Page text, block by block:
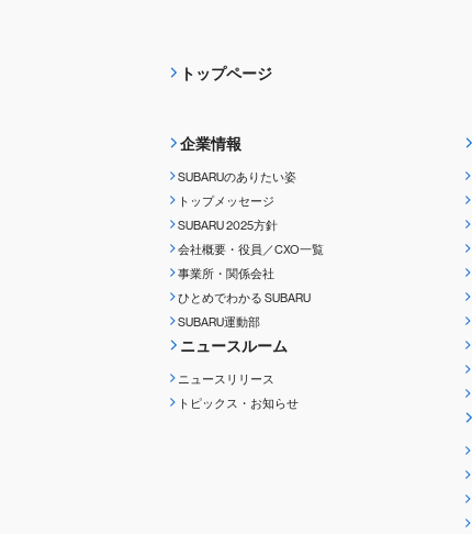
トップページ
企業情報
SUBARUのありたい姿
トップメッセージ
SUBARU 2025方針
会社概要・役員／CXO一覧
事業所・関係会社
ひとめでわかる SUBARU
SUBARU運動部
ニュースルーム
ニュースリリース
トピックス・お知らせ